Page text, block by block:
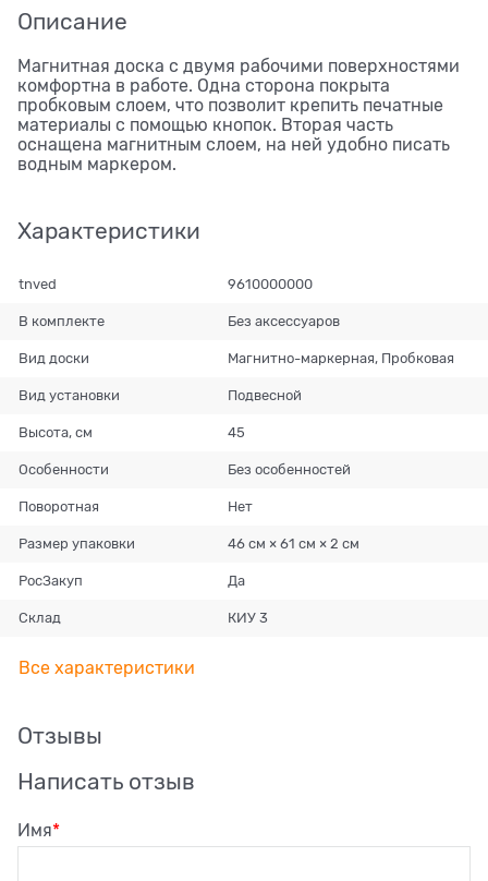
Описание
Магнитная доска с двумя рабочими поверхностями
комфортна в работе. Одна сторона покрыта
пробковым слоем, что позволит крепить печатные
материалы с помощью кнопок. Вторая часть
оснащена магнитным слоем, на ней удобно писать
водным маркером.
Характеристики
tnved 9610000000
В комплекте Без аксессуаров
Вид доски Магнитно-маркерная, Пробковая
Вид установки Подвесной
Высота, см 45
Особенности Без особенностей
Поворотная Нет
Размер упаковки 46 см × 61 см × 2 см
РосЗакуп Да
Склад КИУ 3
Все характеристики
Отзывы
Написать отзыв
Имя